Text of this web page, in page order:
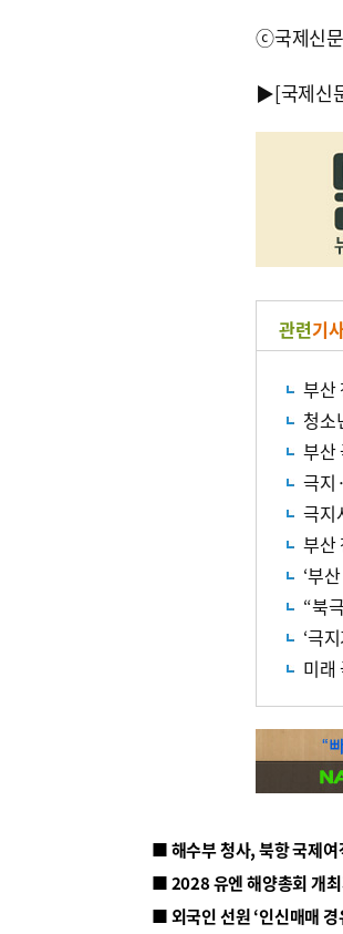
ⓒ국제신
▶[국제신
관련기
부산
청소
부산
극지
극지
부산
‘부
“북
‘극
미래
■ 해수부 청사, 북항 국제
■ 2028 유엔 해양총회 개최
■ 외국인 선원 ‘인신매매